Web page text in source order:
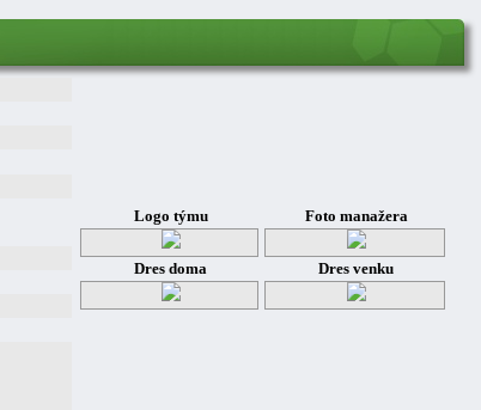
Logo týmu Foto manažera
Dres doma Dres venku